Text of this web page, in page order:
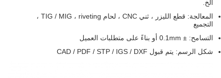
الخ.
المعالجة: قطع الليزر ، ثني CNC ، لحام TIG / MIG ، riveting ،
التجميع
التسامح: ± 0.1mm أو بناءً على متطلبات العميل
شكل الرسم: يتم قبول CAD / PDF / STP / IGS / DXF